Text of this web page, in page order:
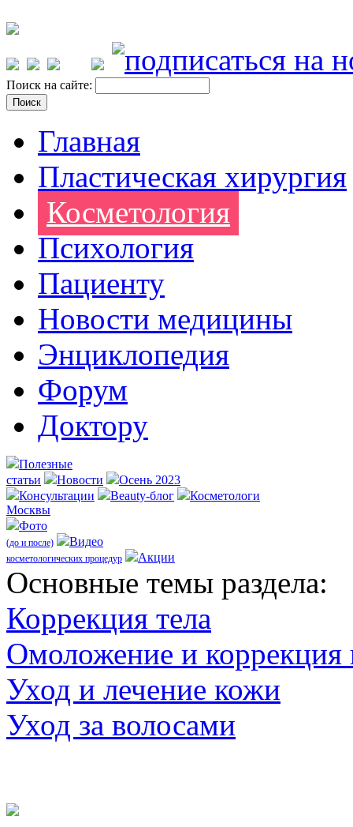
Поиск на сайте:
Главная
Пластическая хирургия
Косметология
Психология
Пациенту
Новости медицины
Энциклопедия
Форум
Доктору
Полезные
статьи
Новости
Осень 2023
Консультации
Beauty-блог
Косметологи
Москвы
Фото
(до и после) Видео
косметологических процедур Акции
Оcновные темы раздела:
Коррекция тела
Омоложение и коррекция
Уход и лечение кожи
Уход за волосами